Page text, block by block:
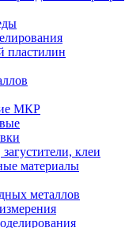
пластилин
МКР
клеи
материалы
металлов